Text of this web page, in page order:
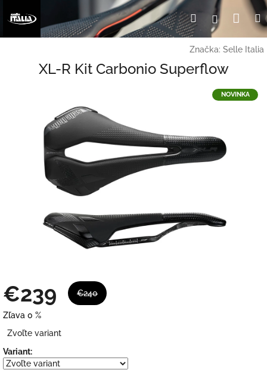
Hľadať
Značka: Selle Italia
XL-R Kit Carbonio Superflow
NOVINKA
€239 €240
Zľava 0 %
cena:
Zvoľte variant
Variant: